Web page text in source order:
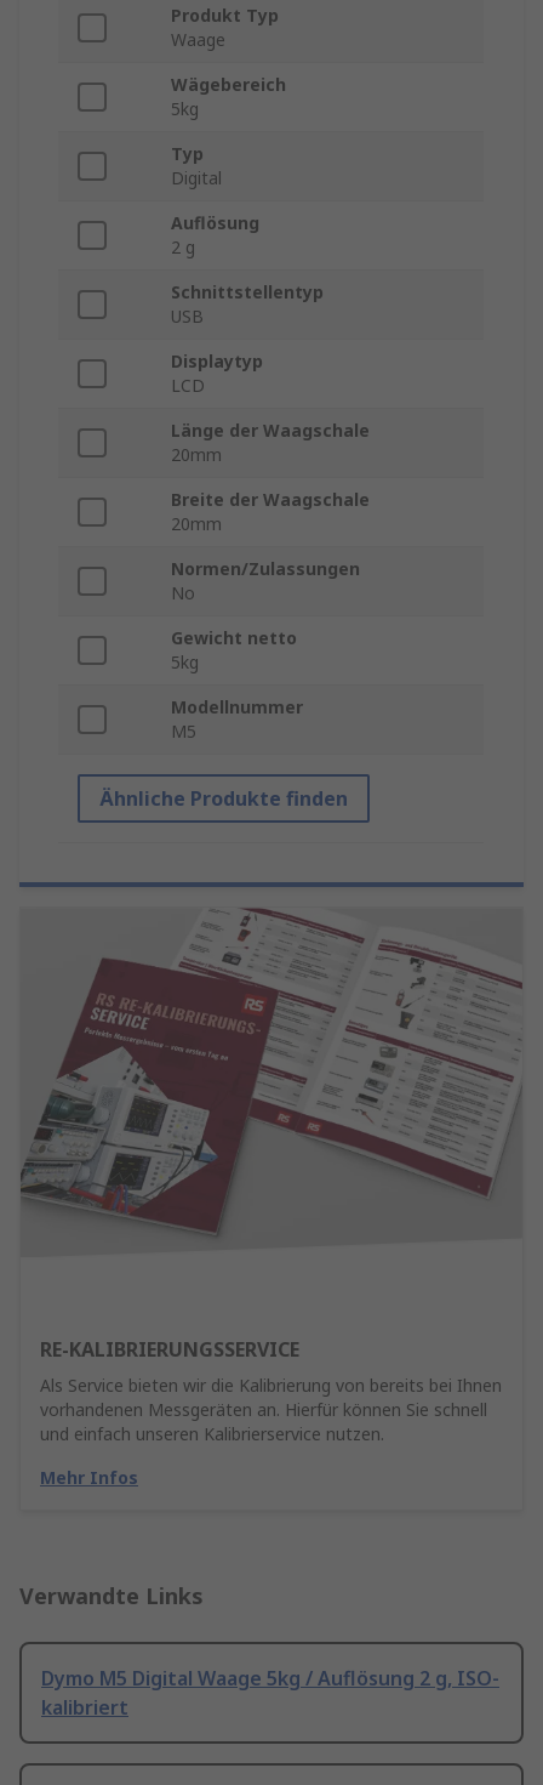
Produkt Typ
Waage
Wägebereich
5kg
Typ
Digital
Auflösung
2 g
Schnittstellentyp
USB
Displaytyp
LCD
Länge der Waagschale
20mm
Breite der Waagschale
20mm
Normen/Zulassungen
No
Gewicht netto
5kg
Modellnummer
M5
Ähnliche Produkte finden
RE-KALIBRIERUNGSSERVICE
Als Service bieten wir die Kalibrierung von bereits bei Ihnen
vorhandenen Messgeräten an. Hierfür können Sie schnell
und einfach unseren Kalibrierservice nutzen.
Mehr Infos
Verwandte Links
Dymo M5 Digital Waage 5kg / Auflösung 2 g, ISO-
kalibriert